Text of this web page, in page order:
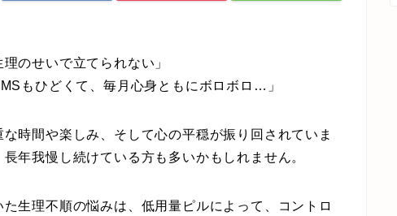
のせいで立てられない」
もひどくて、毎月心身ともにボロボロ…」
時間や楽しみ、そして心の平穏が振り回されていま
年我慢し続けている方も多いかもしれません。
生理不順の悩みは、 低用量ピルによって、コントロ